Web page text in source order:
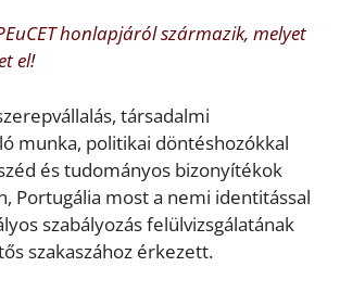
honlapjáról származik, melyet
el!
társadalmi
munka, politikai döntéshozókkal
és tudományos bizonyítékok
Portugália most a nemi identitással
szabályozás felülvizsgálatának
szakaszához érkezett.